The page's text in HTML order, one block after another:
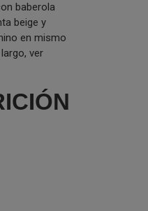
baberola
beige y
en mismo
ver